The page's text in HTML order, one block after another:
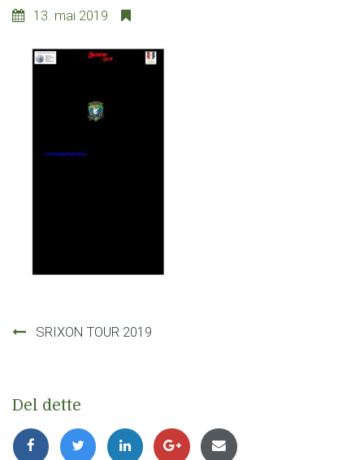
13. mai 2019
Innleggsnavigasjon
SRIXON TOUR 2019
Del dette